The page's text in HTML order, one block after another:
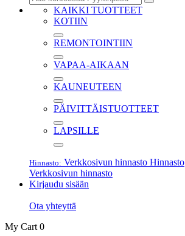
KAIKKI TUOTTEET
KOTIIN
REMONTOINTIIN
VAPAA-AIKAAN
KAUNEUTEEN
PÄIVITTÄISTUOTTEET
LAPSILLE
Hinnasto: Verkkosivun hinnasto Hinnasto
Verkkosivun hinnasto
Kirjaudu sisään
Ota yhteyttä
My Cart 0